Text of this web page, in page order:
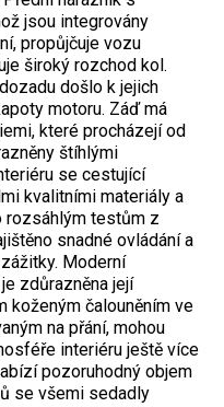
jsou integrovány
propůjčuje vozu
široký rozchod kol.
došlo k jejich
motoru. Záď má
které procházejí od
štíhlými
se cestující
kvalitními materiály a
rozsáhlým testům z
snadné ovládání a
Moderní
zdůrazněna její
koženým čalouněním ve
na přání, mohou
interiéru ještě více
pozoruhodný objem
se všemi sedadly